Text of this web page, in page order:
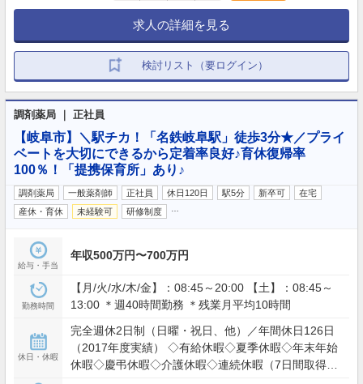
求人の詳細を見る
検討リスト（要ログイン）
調剤薬局 ｜ 正社員
【岐阜市】＼駅チカ！「名鉄岐阜駅」徒歩3分★／プライ
ベートを大切にできるから定着率良好♪育休復帰率
100％！「提携保育所」あり♪
調剤薬局 一般薬剤師 正社員 休日120日 駅5分 新卒可
在宅
産休・育休
未経験可 研修制度
給与・手当
年収500万円〜700万円
勤務時間
【月/火/水/木/金】：08:45～20:00 【土】：08:45～
13:00 ＊週40時間勤務 ＊残業月平均10時間
休日・休暇
完全週休2日制（日曜・祝日、他）／年間休日126日
（2017年度実績） ◇有給休暇◇夏季休暇◇年末年始
休暇◇慶弔休暇◇介護休暇◇連続休暇（7日間取得